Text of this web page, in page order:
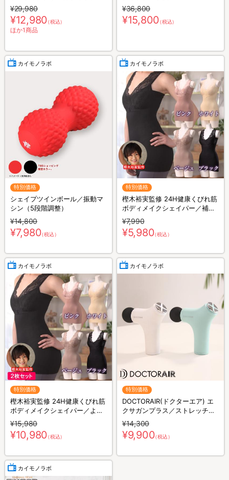
腹用EMS
¥29,980
¥12,980（税込）
ほか1商品
¥36,800
¥15,800（税込）
カイモノラボ
特別価格
シェイプツインボール／振動マ
シン（5段階調整）
¥14,800
¥7,980（税込）
カイモノラボ
特別価格
樫木裕実監修 24H健康くびれ筋
ボディメイクシェイパー／補整
キャミソール／1枚4役
¥7,990
¥5,980（税込）
カイモノラボ
特別価格
樫木裕実監修 24H健康くびれ筋
ボディメイクシェイパー／より
どり2枚セット／補整キャミソ
ール／1枚4役
¥15,980
¥10,980（税込）
カイモノラボ
特別価格
DOCTORAIR(ドクターエア) エ
クサガンプラス／ストレッチサ
ポート／美顔器
¥14,300
¥9,900（税込）
カイモノラボ